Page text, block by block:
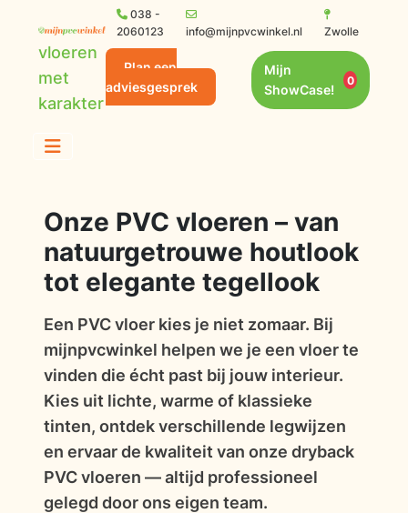
vloeren
met
karakter
038 -
2060123
info@mijnpvcwinkel.nl Zwolle
Plan een
adviesgesprek
Mijn
ShowCase!
0
Onze PVC vloeren – van
natuurgetrouwe houtlook
tot elegante tegellook
Een PVC vloer kies je niet zomaar. Bij
mijnpvcwinkel helpen we je een vloer te
vinden die écht past bij jouw interieur.
Kies uit lichte, warme of klassieke
tinten, ontdek verschillende legwijzen
en ervaar de kwaliteit van onze dryback
PVC vloeren — altijd professioneel
gelegd door ons eigen team.